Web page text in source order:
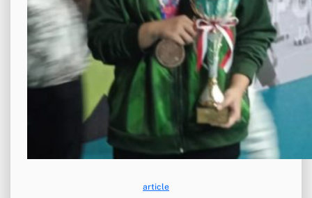
article